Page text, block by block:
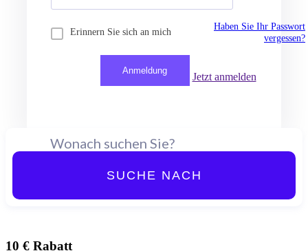
Erinnern Sie sich an mich
Haben Sie Ihr Passwort
vergessen?
Jetzt anmelden
SUCHE NACH
10 € Rabatt